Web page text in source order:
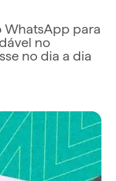
WhatsApp para
no
no dia a dia